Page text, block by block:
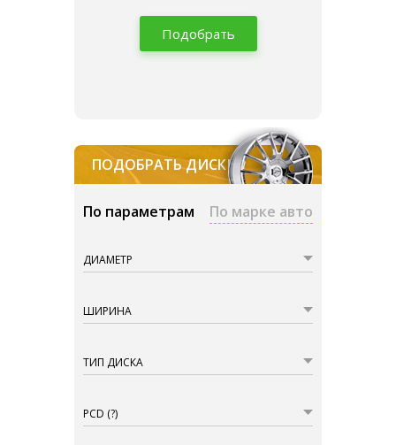
Подобрать
ПОДОБРАТЬ ДИСКИ
По параметрам По марке авто
ДИАМЕТР
ШИРИНА
ТИП ДИСКА
PCD (?)